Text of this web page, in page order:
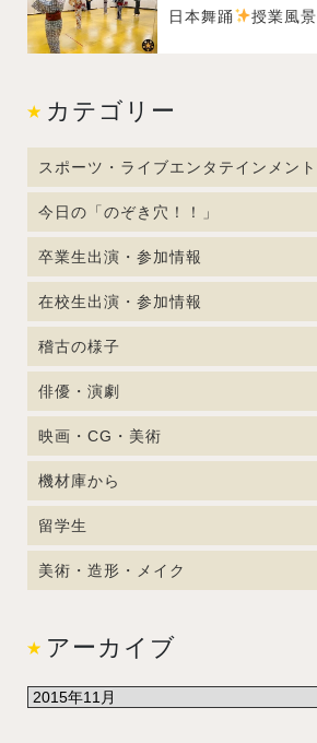
日本舞踊 授業風景
カテゴリー
スポーツ・ライブエンタテインメント
今日の「のぞき穴！！」
卒業生出演・参加情報
在校生出演・参加情報
稽古の様子
俳優・演劇
映画・CG・美術
機材庫から
留学生
美術・造形・メイク
アーカイブ